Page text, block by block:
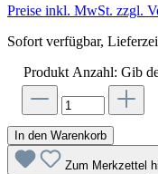
Preise inkl. MwSt. zzgl.
Sofort verfügbar,
Produkt Anzahl: Gib
In den Warenkorb
Zum Merkzettel